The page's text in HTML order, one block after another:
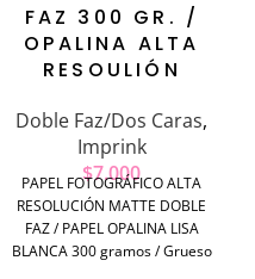
FAZ 300 GR. /
OPALINA ALTA
RESOULIÓN
Doble Faz/Dos Caras,
Imprink
$7.000
PAPEL FOTOGRÁFICO ALTA
RESOLUCIÓN MATTE DOBLE
FAZ / PAPEL OPALINA LISA
BLANCA 300 gramos / Grueso